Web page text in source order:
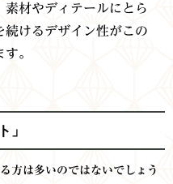
材やディテールにとら
続けるデザイン性がこの
。
」
方は多いのではないでしょう